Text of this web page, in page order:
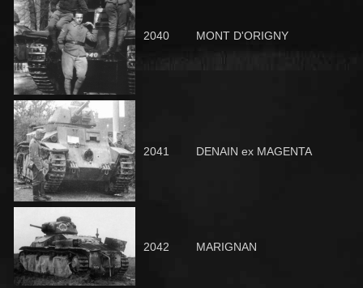
2040 MONT D'ORIGNY
2041 DENAIN ex MAGENTA
2042 MARIGNAN